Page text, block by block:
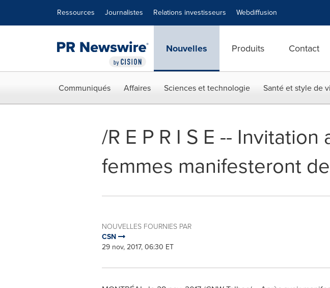
Ressources Journalistes Relations investisseurs Webdiffusion
Nouvelles Produits Contact
Communiqués Affaires Sciences et technologie Santé et style de
/R E P R I S E --
femmes manifesteront
NOUVELLES FOURNIES PAR
CSN
29 nov, 2017, 06:30 ET